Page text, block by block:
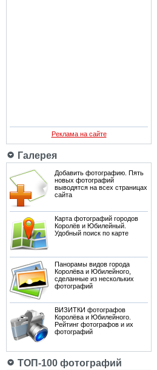
Реклама на сайте
Галерея
Добавить фотографию. Пять
новых фотографий
выводятся на всех страницах
сайта
Карта фотографий городов
Королёв и Юбилейный.
Удобный поиск по карте
Панорамы видов города
Королёва и Юбилейного,
сделанные из нескольких
фотографий
ВИЗИТКИ фотографов
Королёва и Юбилейного.
Рейтинг фотографов и их
фотографий
ТОП-100 фотографий